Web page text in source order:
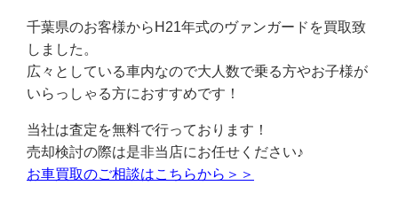
千葉県のお客様からH21年式のヴァンガードを買取致
しました。
広々としている車内なので大人数で乗る方やお子様が
いらっしゃる方におすすめです！
当社は査定を無料で行っております！
売却検討の際は是非当店にお任せください♪
お車買取のご相談はこちらから＞＞